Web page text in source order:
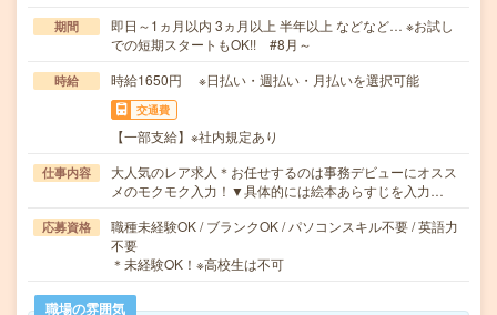
期間
即日～1ヵ月以内 3ヵ月以上 半年以上 などなど… ※お試し
での短期スタートもOK!! #8月～
時給 時給1650円 ※日払い・週払い・月払いを選択可能
交通費
【一部支給】※社内規定あり
仕事内容
大人気のレア求人＊お任せするのは事務デビューにオスス
メのモクモク入力！▼具体的には絵本あらすじを入力…
応募資格
職種未経験OK / ブランクOK / パソコンスキル不要 / 英語力
不要
＊未経験OK！※高校生は不可
職場の雰囲気